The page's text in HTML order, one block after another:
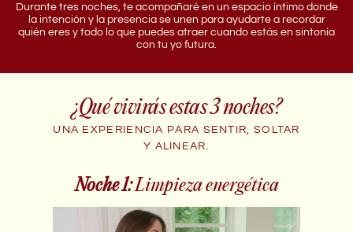
Durante tres noches, te acompañaré en un espacio íntimo donde
la intención y la presencia se unen para ayudarte a recordar
quién eres y todo lo que puedes atraer cuando estás en sintonía
con tu yo futura.
¿Qué vivirás estas 3 noches?
UNA EXPERIENCIA PARA SENTIR, SOLTAR
Y ALINEAR.
Noche 1:Limpieza energética